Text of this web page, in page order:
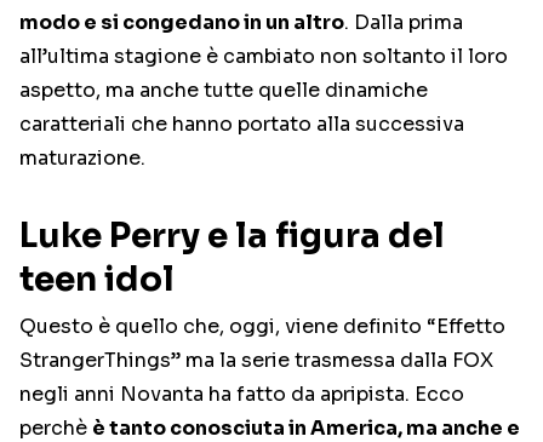
modo e si congedano in un altro. Dalla prima
all’ultima stagione è cambiato non soltanto il loro
aspetto, ma anche tutte quelle dinamiche
caratteriali che hanno portato alla successiva
maturazione.
Luke Perry e la figura del
teen idol
Questo è quello che, oggi, viene definito “Effetto
StrangerThings” ma la serie trasmessa dalla FOX
negli anni Novanta ha fatto da apripista. Ecco
perchè è tanto conosciuta in America, ma anche e